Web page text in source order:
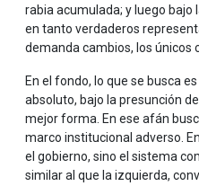
rabia acumulada; y luego bajo
en tanto verdaderos
demanda cambios, los únicos
En el fondo, lo que se busca
absoluto, bajo la presunción
mejor forma. En ese afán
marco institucional adverso.
el gobierno, sino el sistema
similar al que la izquierda,